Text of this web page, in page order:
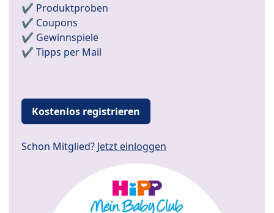
✔️ Produktproben
✔️ Coupons
✔️ Gewinnspiele
✔️ Tipps per Mail
Kostenlos registrieren
Schon Mitglied? Jetzt einloggen